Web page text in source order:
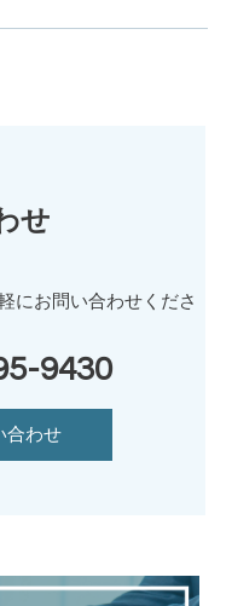
せ
にお問い合わせくださ
9430
合わせ